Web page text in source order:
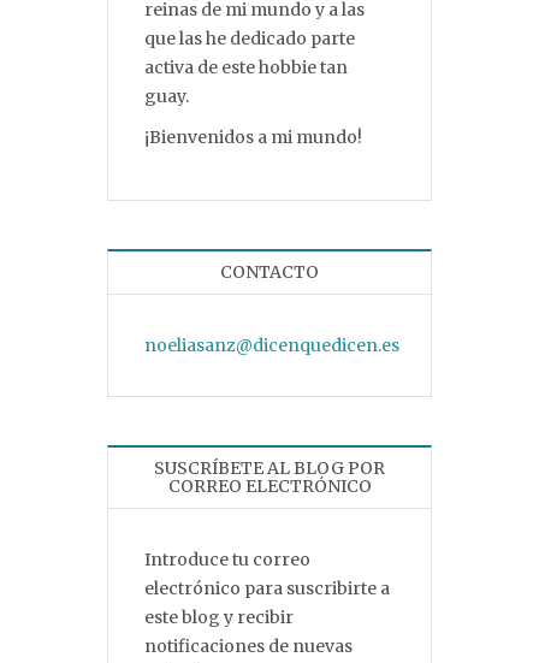
reinas de mi mundo y a las
que las he dedicado parte
activa de este hobbie tan
guay.
¡Bienvenidos a mi mundo!
CONTACTO
noeliasanz@dicenquedicen.es
SUSCRÍBETE AL BLOG POR
CORREO ELECTRÓNICO
Introduce tu correo
electrónico para suscribirte a
este blog y recibir
notificaciones de nuevas